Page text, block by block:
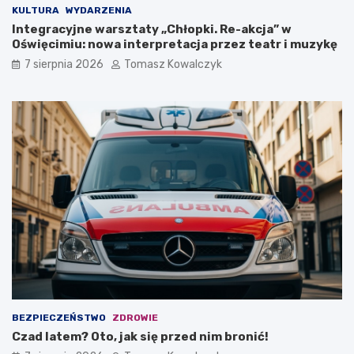
K
o
ś
i
s
k
i
O
ś
w
ę
i
m
i
u
!
KULTURA WYDARZENIA
Integracyjne warsztaty „Chłopki. Re-akcja” w
Oświęcimiu: nowa interpretacja przez teatr i muzykę
7 sierpnia 2026 Tomasz Kowalczyk
BEZPIECZEŃSTWO ZDROWIE
Czad latem? Oto, jak się przed nim bronić!